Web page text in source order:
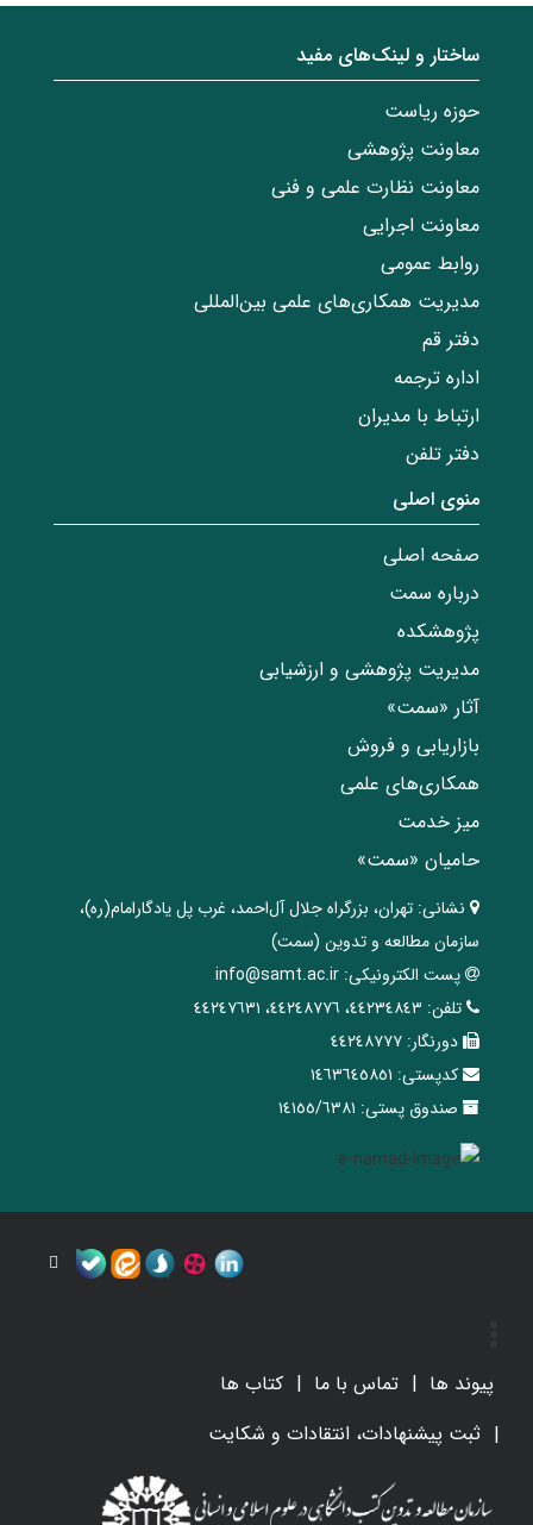
ساختار‌‌ و‌‌ لینک‌های مفید
حوزه ریاست
معاونت پژوهشی
معاونت نظارت علمی و فنی
معاونت اجرایی
روابط عمومی
مدیریت همکاری‌های علمی بین‌المللی
دفتر قم
اداره ترجمه
ارتباط با مدیران
دفتر تلفن
منوی اصلی
صفحه اصلی
درباره سمت
پژوهشکده
مدیریت پژوهشی و ارزشیابی
آثار «سمت»
بازاریابی و فروش
همکاری‌های علمی
میز خدمت
حامیان «سمت»
نشانی: تهران، ‌بزرگراه ‌جلال آل‌احمد، غرب پل يادگار‌امام(ره)‌،
سازمان مطالعه و تدوین‌ (سمت)
پست الکترونیکی: info@samt.ac.ir
تلفن: ٤٤٢٣٤٨٤٣، ٤٤٢٤٨٧٧٦، ٤٤٢٤٧٦٣١
دورنگار: ٤٤٢٤٨٧٧٧
کدپستی: ١٤٦٣٦٤٥٨٥١
صندوق پستی: ١٤١٥٥/٦٣٨١
پیوند ها تماس با ما
کتاب ها
ثبت پیشنهادات، انتقادات و شکایت